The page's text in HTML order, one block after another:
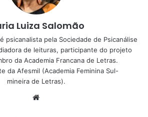
Luiza Salomão
psicanalista pela Sociedade de Psicanálise
de leituras, participante do projeto
da Academia Francana de Letras.
da Afesmil (Academia Feminina Sul-
mineira de Letras).